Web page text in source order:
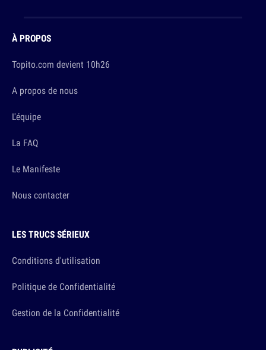
À PROPOS
Topito.com devient 10h26
A propos de nous
L'équipe
La FAQ
Le Manifeste
Nous contacter
LES TRUCS SÉRIEUX
Conditions d'utilisation
Politique de Confidentialité
Gestion de la Confidentialité